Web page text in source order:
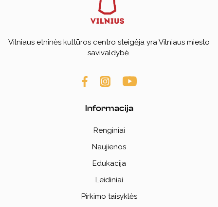
Vilniaus etninės kultūros centro steigėja yra Vilniaus miesto
savivaldybė.
Informacija
Renginiai
Naujienos
Edukacija
Leidiniai
Pirkimo taisyklės